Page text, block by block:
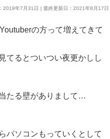
2019年7月31日 | 最終更新日：2021年8月17日
の方って増えてきて
てるとついつい夜更かしし
たる壁がありまして…
パソコンもっていくとして